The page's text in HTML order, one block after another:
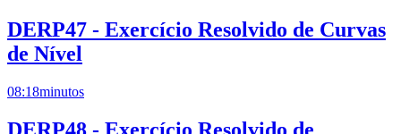
DERP47 - Exercício Resolvido de Curvas
de Nível
08:18minutos
DERP48 - Exercício Resolvido de